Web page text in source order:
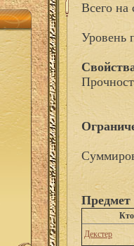
Всего на
Уровень
Предмет
Декстер